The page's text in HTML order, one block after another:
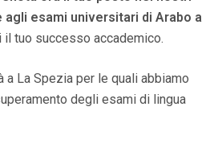
agli esami universitari di Arabo a
il tuo successo accademico.
a La Spezia per le quali abbiamo
degli esami di lingua